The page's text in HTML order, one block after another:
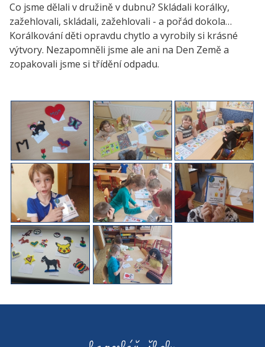
Co jsme dělali v družině v dubnu? Skládali korálky,
zažehlovali, skládali, zažehlovali - a pořád dokola…
Korálkování děti opravdu chytlo a vyrobily si krásné
výtvory. Nezapomněli jsme ale ani na Den Země a
zopakovali jsme si třídění odpadu.